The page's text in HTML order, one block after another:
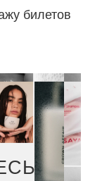
билетов